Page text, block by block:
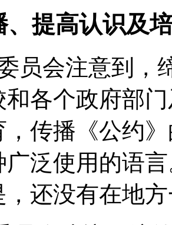
、提高认识及
员会注意到，
和各个政府部
，传播《公约
广泛使用的语
，还没有在地